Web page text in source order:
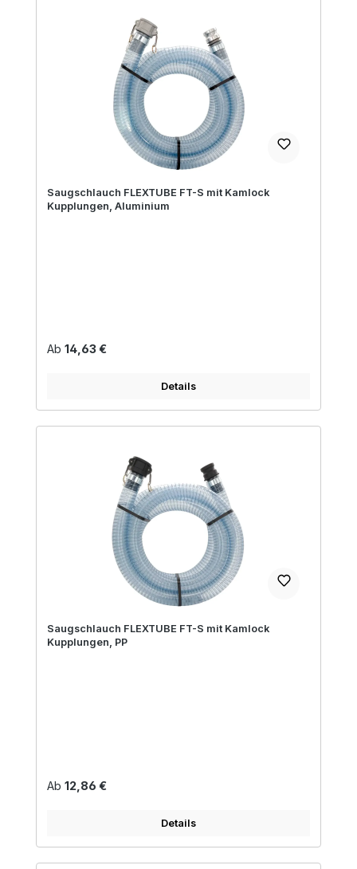
Saugschlauch FLEXTUBE FT-S mit Kamlock
Kupplungen, Aluminium
Regulärer Preis:
Ab 14,63 €
Details
Saugschlauch FLEXTUBE FT-S mit Kamlock
Kupplungen, PP
Regulärer Preis:
Ab 12,86 €
Details